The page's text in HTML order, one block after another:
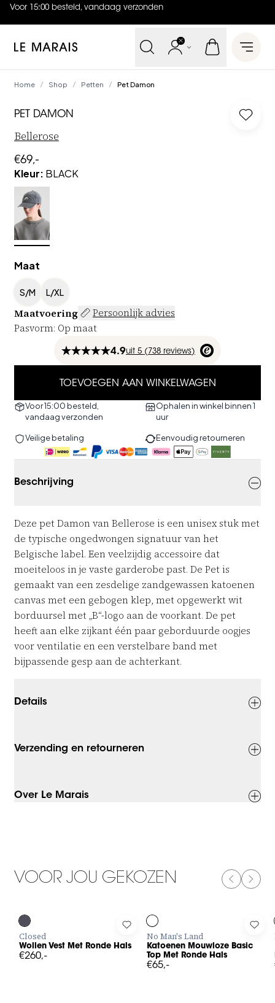
Voor 15:00 besteld, vandaag verzonden
4.9 uit5 (738 reviews)
Le Marais Open
Home / Shop / Petten / Pet Damon
PET DAMON Log
Bellerose
€69,-
Kleur: BLACK
Maat
S/M L/XL
Maatvoering
Persoonlijk advies
Pasvorm: Op maat
4.9uit 5 ( 738 reviews)
TOEVOEGEN AAN WINKELWAGEN
Voor 15:00 besteld,
vandaag verzonden
Ophalen in winkel binnen 1
uur
Veilige betaling Eenvoudig retourneren
Beschrijving
Deze pet Damon van Bellerose is een unisex stuk met
de typische ongedwongen signatuur van het
Belgische label. Een veelzijdig accessoire dat
moeiteloos in je vaste garderobe past. De Pet is
gemaakt van een zesdelige zandgewassen katoenen
canvas met een gebogen klep, met opgewerkt wit
borduursel met „B“-logo aan de voorkant. De pet
heeft aan elke zijkant één paar geborduurde oogjes
voor ventilatie en een verstelbare band met
bijpassende gesp aan de achterkant.
Details
Verzending en retourneren
Over Le Marais
VOOR JOU GEKOZEN
in to add Wollen Vest Met Ronde Hals to your wishlist
Closed
Wollen Vest Met Ronde Hals
€260,-
Log in to add Katoenen
No Man's Land
Katoenen Mouwloze Basic
Top Met Ronde Hals
€65,-
Log